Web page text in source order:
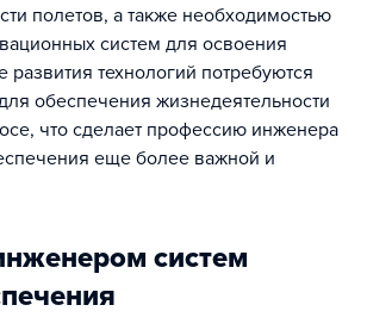
полетов, а также необходимостью
систем для освоения
технологий потребуются
обеспечения жизнедеятельности
что сделает профессию инженера
еще более важной и
систем